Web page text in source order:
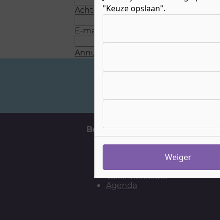
Achternaam*
E-mail
Annuleren
Belangrijke momenten
Vakantierooster
Agenda
"Keuze opslaan".
Weiger